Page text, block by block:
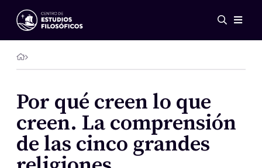
Eventos
Novedades
Investigación
Publicaciones
Galería
ES
EN
Acerca de nosotros
Por qué creen lo que
creen. La comprensión
de las cinco grandes